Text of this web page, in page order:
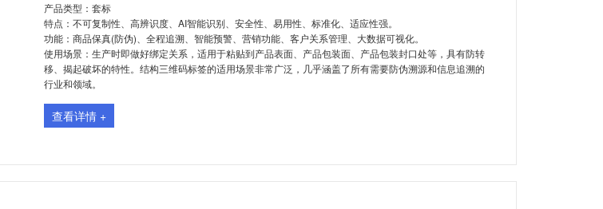
产品类型： 套标
特点： 不可复制性、高辨识度、AI智能识别、安全性、易用性、标准化、适应性强。
功能： 商品保真(防伪)、全程追溯、智能预警、营销功能、客户关系管理、大数据可视化。
使用场景： 生产时即做好绑定关系，适用于粘贴到产品表面、产品包装面、产品包装封口处等，具有防转
移、揭起破坏的特性。结构三维码标签的适用场景非常广泛，几乎涵盖了所有需要防伪溯源和信息追溯的
行业和领域。
查看详情 +